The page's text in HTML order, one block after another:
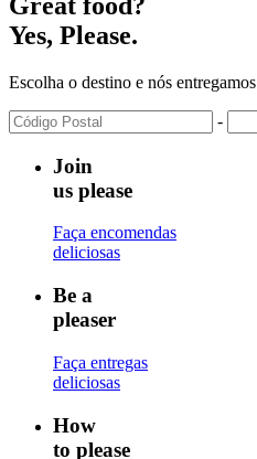
Yes, Please.
Escolha o destino e nós entregamos
-
Join
us please
Faça encomendas
deliciosas
Be a
pleaser
Faça entregas
deliciosas
How
to please